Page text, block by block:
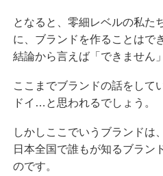
となると、零細レベルの私た
に、ブランドを作ることはで
結論から言えば「できません」
ここまでブランドの話をして
ドイ…と思われるでしょう。
しかしここでいうブランドは
日本全国で誰もが知るブラン
のです。